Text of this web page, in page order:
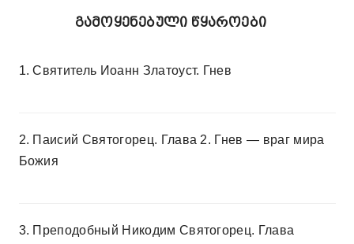
გამოყენებული წყაროები
1. Cвятитель Иоанн Златоуст. Гнев
2. Паисий Святогорец. Глава 2. Гнев — враг мира
Божия
3. Преподобный Никодим Святогорец. Глава